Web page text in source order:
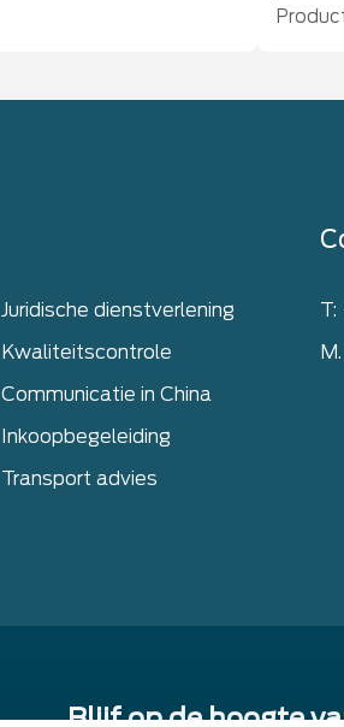
Juridische dienstverlening
Kwaliteitscontrole
Communicatie in China
Inkoopbegeleiding
Transport advies
T:
Blijf op de hoogte